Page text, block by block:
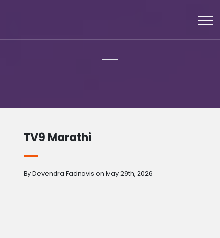
TV9 Marathi
By Devendra Fadnavis on May 29th, 2026